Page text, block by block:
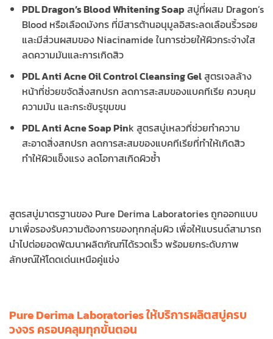
PDL Dragon’s Blood Whitening Soap สบู่ที่ผสม Dragon’s
Blood หรือเลือดมังกร ที่มีสารต้านอนุมูลอิสระลดเลือนริ้วรอย
และมีส่วนผสมของ Niacinamide ในการช่วยให้ผิวกระจ่างใส
ลดความมันและการเกิดสิว
PDL Anti Acne Oil Control Cleansing Gelสูตรเจลล้าง
หน้าที่ช่วยขจัดสิ่งสกปรก ลดการสะสมของแบคทีเรีย ควบคุม
ความมัน และกระชับรูขุมขน
PDL Anti Acne Soap Pink สูตรสบู่เหลวที่ช่วยทำความ
สะอาดสิ่งสกปรก ลดการสะสมของแบคทีเรียที่ทำให้เกิดสิว
ทำให้ผิวแข็งแรง ลดโอกาสเกิดผิวซ้ำ
สูตรสบู่มาตรฐานของ Pure Derima Laboratories ถูกออกแบบ
มาเพื่อรองรับความต้องการของทุกกลุ่มผิว เพื่อให้แบรนด์สามารถ
นำไปต่อยอดพัฒนาผลิตภัณฑ์ได้รวดเร็ว พร้อมยกระดับภาพ
ลักษณ์ให้โดดเด่นเหนือคู่แข่ง
Pure Derima Laboratories ให้บริการผลิตสบู่ครบ
วงจร ครอบคลุมทุกขั้นตอน